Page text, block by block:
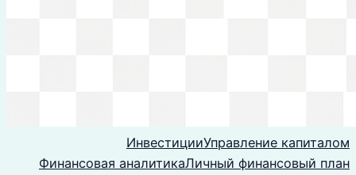
ИнвестицииУправление капиталом
Финансовая аналитикаЛичный финансовый план